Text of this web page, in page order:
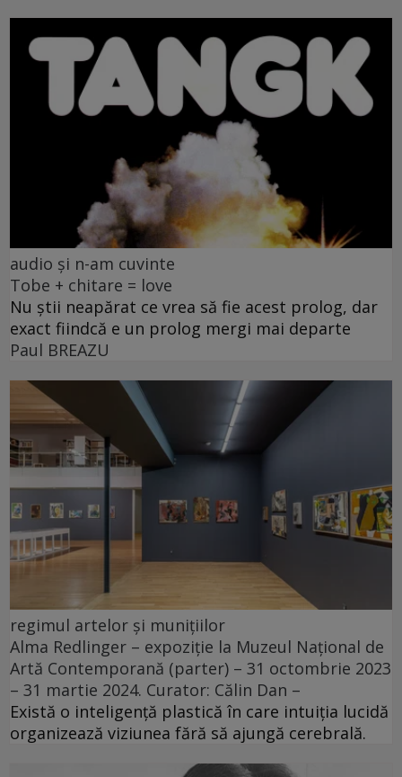
audio și n-am cuvinte
Tobe + chitare = love
Nu știi neapărat ce vrea să fie acest prolog, dar
exact fiindcă e un prolog mergi mai departe
Paul BREAZU
regimul artelor și munițiilor
Alma Redlinger – expoziție la Muzeul Național de
Artă Contemporană (parter) – 31 octombrie 2023
– 31 martie 2024. Curator: Călin Dan –
Există o inteligență plastică în care intuiția lucidă
organizează viziunea fără să ajungă cerebrală.